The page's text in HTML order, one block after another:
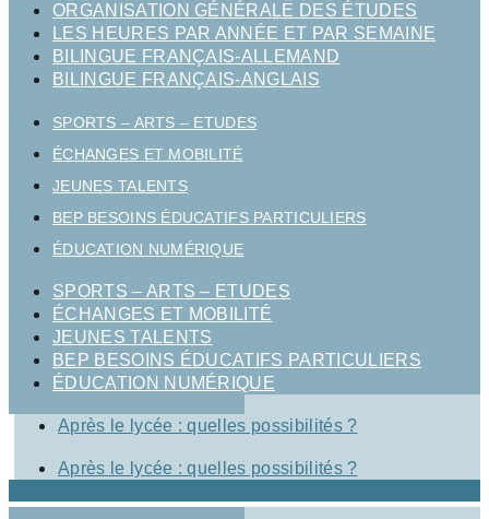
ORGANISATION GÉNÉRALE DES ÉTUDES
LES HEURES PAR ANNÉE ET PAR SEMAINE
BILINGUE FRANÇAIS-ALLEMAND
BILINGUE FRANÇAIS-ANGLAIS
SPORTS – ARTS – ETUDES
ÉCHANGES ET MOBILITÉ
JEUNES TALENTS
BEP BESOINS ÉDUCATIFS PARTICULIERS
ÉDUCATION NUMÉRIQUE
SPORTS – ARTS – ETUDES
ÉCHANGES ET MOBILITÉ
JEUNES TALENTS
BEP BESOINS ÉDUCATIFS PARTICULIERS
ÉDUCATION NUMÉRIQUE
Après le lycée : quelles possibilités ?
Après le lycée : quelles possibilités ?